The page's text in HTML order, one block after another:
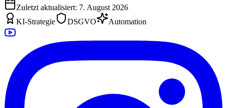
Zuletzt aktualisiert: 7. August 2026
KI-Strategie
DSGVO Automation